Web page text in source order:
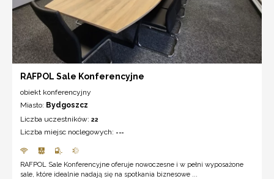
RAFPOL Sale Konferencyjne
obiekt konferencyjny
Miasto: Bydgoszcz
Liczba uczestników: 22
Liczba miejsc noclegowych: ---
RAFPOL Sale Konferencyjne oferuje nowoczesne i w pełni wyposażone
sale, które idealnie nadają się na spotkania biznesowe ...